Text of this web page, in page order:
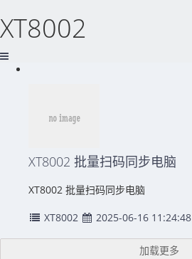
XT8002
XT8002 批量扫码同步电脑
XT8002 批量扫码同步电脑
XT8002 2025-06-16 11:24:48
加载更多